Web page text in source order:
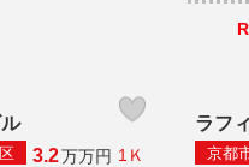
3.2万万円 1Ｋ
ラフ
京都